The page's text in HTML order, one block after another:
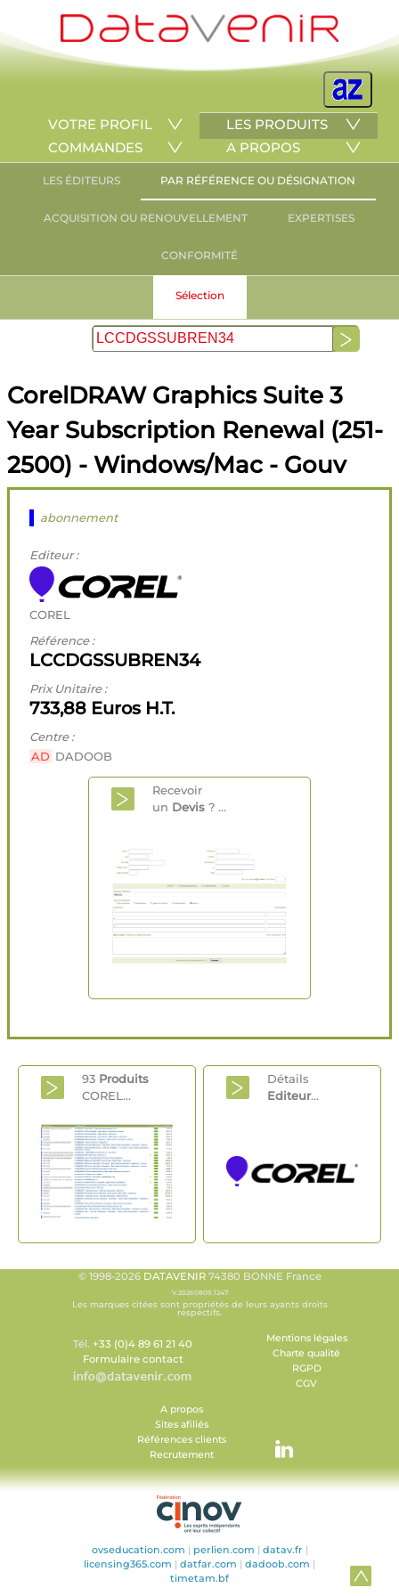
VOTRE PROFIL
LES PRODUITS
COMMANDES
A PROPOS
LES ÉDITEURS PAR RÉFÉRENCE OU DÉSIGNATION
ACQUISITION OU RENOUVELLEMENT EXPERTISES
CONFORMITÉ
Sélection
CorelDRAW Graphics Suite 3
Year Subscription Renewal (251-
2500) - Windows/Mac - Gouv
abonnement
Editeur :
COREL
Référence :
LCCDGSSUBREN34
Prix Unitaire :
733,88 Euros H.T.
Centre :
AD DADOOB
Recevoir
un Devis ? ...
93 Produits
COREL...
Détails
Editeur...
© 1998-2026 DATAVENIR74380 BONNE France
V.20260809.1247
Les marques citées sont propriétés de leurs ayants droits
respectifs.
Tél. +33 (0)4 89 61 21 40
Formulaire contact
Mentions légales
Charte qualité
RGPD
CGV
A propos
Sites afiliés
Références clients
Recrutement
ovseducation.com | perlien.com | datav.fr |
licensing365.com | datfar.com | dadoob.com |
timetam.bf